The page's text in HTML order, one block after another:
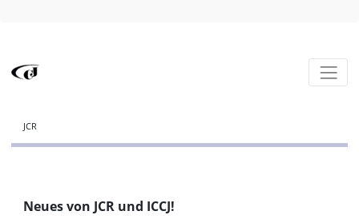
JCR
Neues von JCR und ICCJ!